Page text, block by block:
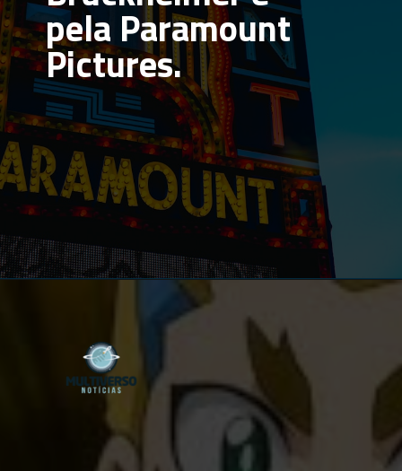
pela Paramount
Pictures.